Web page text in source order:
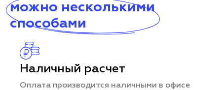
можно несколькими
способами
Наличный расчет
Оплата производится наличными в офисе